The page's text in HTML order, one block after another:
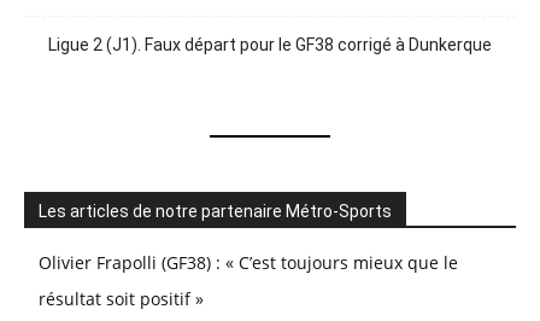
Ligue 2 (J1). Faux départ pour le GF38 corrigé à Dunkerque
Les articles de notre partenaire Métro-Sports
Olivier Frapolli (GF38) : « C’est toujours mieux que le
résultat soit positif »